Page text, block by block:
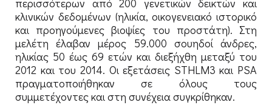
περισσότερων από 200 γενετικών δεικτών και
κλινικών δεδομένων (ηλικία, οικογενειακό ιστορικό
και προηγούμενες βιοψίες του προστάτη). Στη
μελέτη έλαβαν μέρος 59.000 σουηδοί άνδρες,
ηλικίας 50 έως 69 ετών και διεξήχθη μεταξύ του
2012 και του 2014. Οι εξετάσεις STHLM3 και PSA
πραγματοποιήθηκαν σε όλους τους
συμμετέχοντες και στη συνέχεια συγκρίθηκαν.